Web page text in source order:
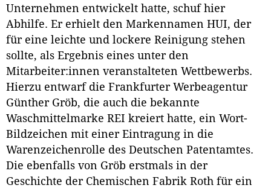
Unternehmen entwickelt hatte, schuf hier
Abhilfe. Er erhielt den Markennamen HUI, der
für eine leichte und lockere Reinigung stehen
sollte, als Ergebnis eines unter den
Mitarbeiter:innen veranstalteten Wettbewerbs.
Hierzu entwarf die Frankfurter Werbeagentur
Günther Gröb, die auch die bekannte
Waschmittelmarke REI kreiert hatte, ein Wort-
Bildzeichen mit einer Eintragung in die
Warenzeichenrolle des Deutschen Patentamtes.
Die ebenfalls von Gröb erstmals in der
Geschichte der Chemischen Fabrik Roth für ein